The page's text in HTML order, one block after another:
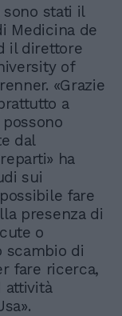
stati il
Medicina de
il direttore
of
«Grazie
a
dal
ha
sui
fare
presenza di
o
scambio di
fare ricerca,
attività